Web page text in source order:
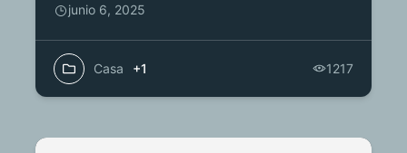
junio 6, 2025
Casa +1 1217